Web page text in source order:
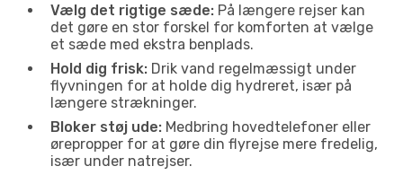
Vælg det rigtige sæde: På længere rejser kan
det gøre en stor forskel for komforten at vælge
et sæde med ekstra benplads.
Hold dig frisk: Drik vand regelmæssigt under
flyvningen for at holde dig hydreret, især på
længere strækninger.
Bloker støj ude: Medbring hovedtelefoner eller
ørepropper for at gøre din flyrejse mere fredelig,
især under natrejser.